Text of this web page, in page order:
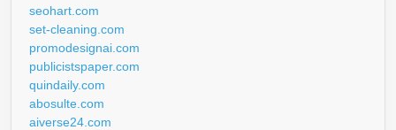
seohart.com
set-cleaning.com
promodesignai.com
publicistspaper.com
quindaily.com
abosulte.com
aiverse24.com